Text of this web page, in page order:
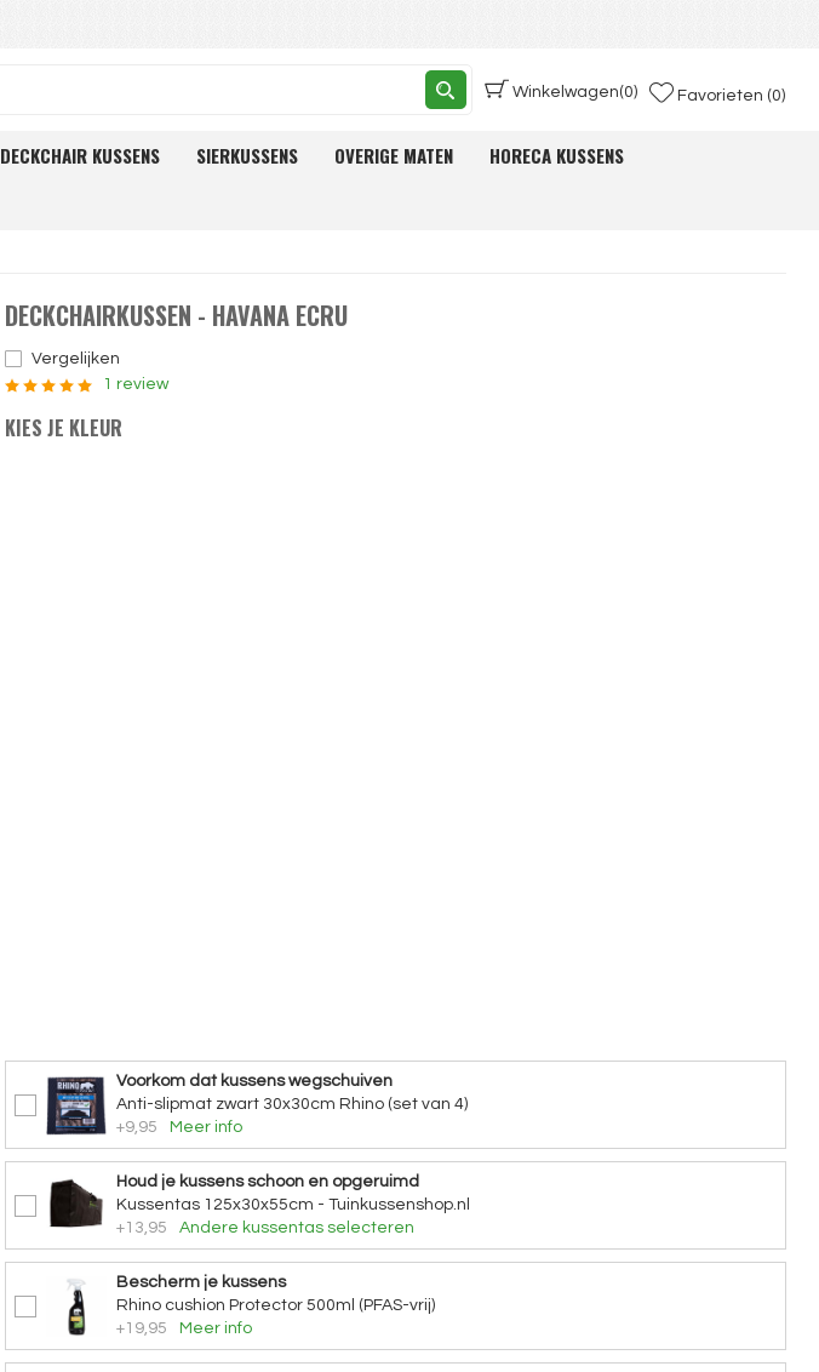
Winkelwagen(0) Favorieten (0)
DECKCHAIR KUSSENS SIERKUSSENS OVERIGE MATEN
HORECA KUSSENS
DECKCHAIRKUSSEN - HAVANA ECRU
Vergelijken
1 review
KIES JE KLEUR
Voorkom dat kussens wegschuiven
Anti-slipmat zwart 30x30cm Rhino (set van 4)
+9,95
Meer info
Houd je kussens schoon en opgeruimd
Kussentas 125x30x55cm - Tuinkussenshop.nl
+13,95
Andere kussentas selecteren
Bescherm je kussens
Rhino cushion Protector 500ml (PFAS-vrij)
+19,95
Meer info